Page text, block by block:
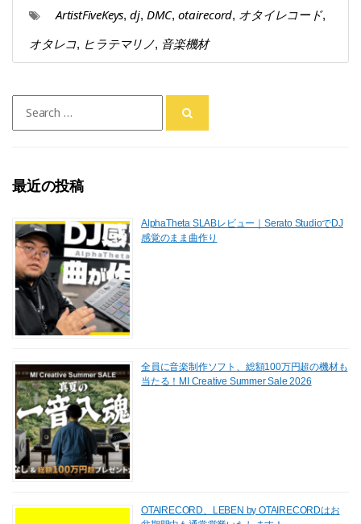
ArtistFiveKeys,dj, DMC,otairecord, オタイレコード,
オタレコ, ヒラテマリノ, 音楽機材
for:
最近の投稿
AlphaTheta SLABレビュー｜Serato StudioでDJ
感覚のまま曲作り
全員に音楽制作ソフト、総額100万円超の機材も
当たる！MI Creative Summer Sale 2026
OTAIRECORD、LEBEN by OTAIRECORDはお